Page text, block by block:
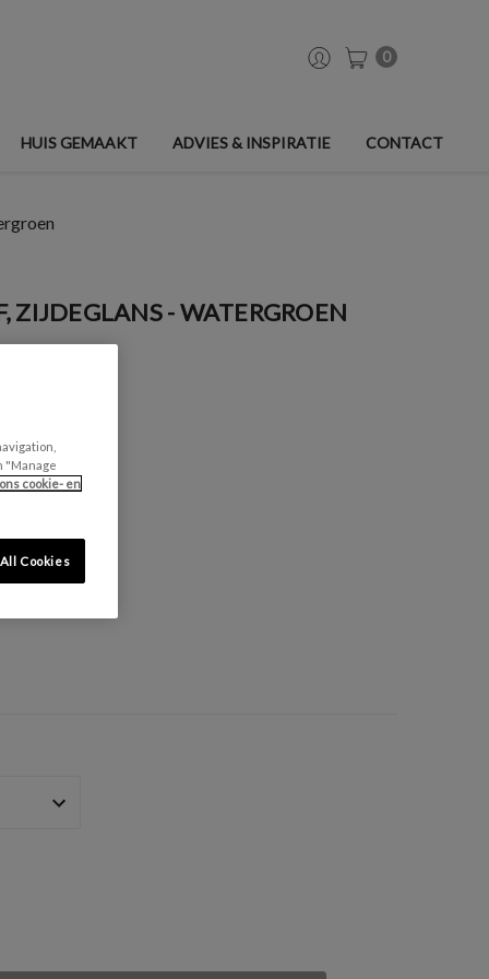
0
HUIS GEMAAKT ADVIES & INSPIRATIE CONTACT
ZIJDEGLANS - WATERGROEN
"Manage
cookie- en
Cookies